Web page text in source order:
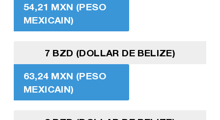
54,21 MXN (PESO
MEXICAIN)
7 BZD (DOLLAR DE BELIZE)
63,24 MXN (PESO
MEXICAIN)